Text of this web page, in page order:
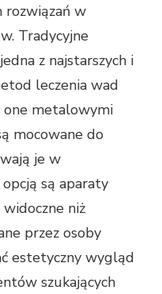
rozwiązań w
Tradycyjne
z najstarszych i
leczenia wad
one metalowymi
mocowane do
je w
są aparaty
niż
przez osoby
estetyczny wygląd
szukających